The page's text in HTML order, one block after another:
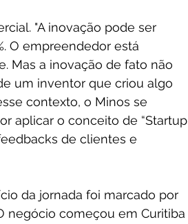
"A inovação pode ser
O empreendedor está
Mas a inovação de fato não
um inventor que criou algo
contexto, o Minos se
aplicar o conceito de “Startup
de clientes e
da jornada foi marcado por
negócio começou em Curitiba